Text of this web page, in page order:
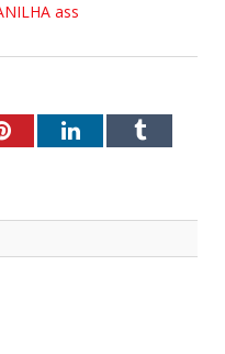
ass
PinterestLinkedInTumblr